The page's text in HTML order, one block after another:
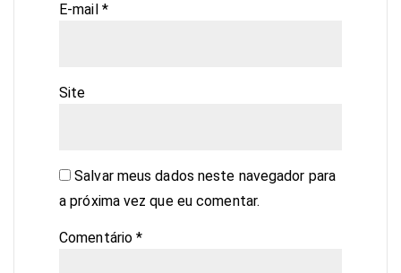
E-mail *
Site
Salvar meus dados neste navegador para
a próxima vez que eu comentar.
Comentário*